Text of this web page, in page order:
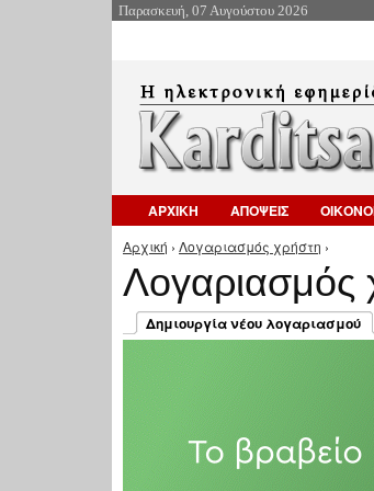
Παρασκευή, 07 Αυγούστου 2026
ΑΡΧΙΚΗ ΑΠΟΨΕΙΣ
Είστε εδώ
Αρχική › Λογαριασμός χρήστη ›
Λογαριασμός
Πρωτεύουσες
Δημιουργία νέου λογαριασμού
(ενεργή καρτέλα)